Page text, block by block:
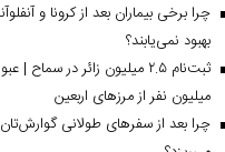
چرا برخی بیماران بعد از کرونا و
بهبود نمی‌یابند؟
میلیون نفر از مرز‌های اربعین
چرا بعد از سفرهای طولانی